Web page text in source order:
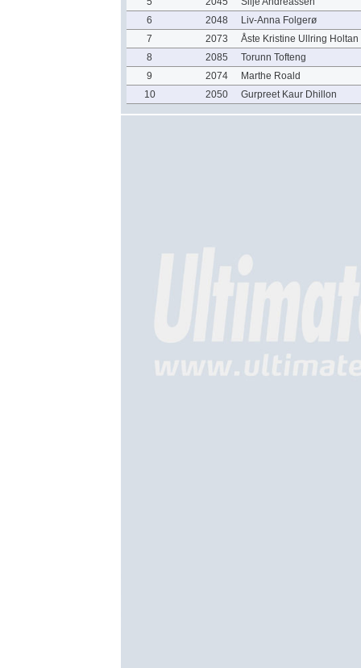
6
2048
Liv-Anna Folgerø
7
2073
Åste Kristine Ullring Holtan
8
2085
Torunn Tofteng
9
2074
Marthe Roald
10
2050 Gurpreet Kaur Dhillon